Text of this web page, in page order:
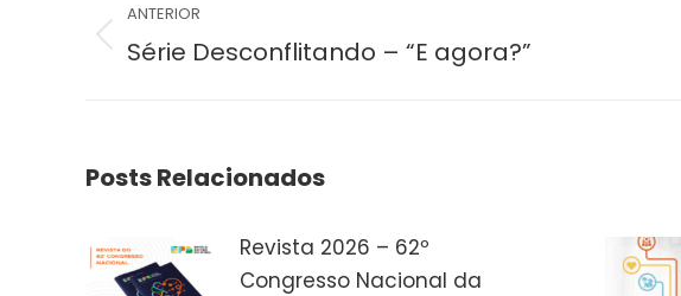
de
ANTERIOR
Post
Série Desconflitando – “E agora?”
Posts Relacionados
Revista 2026 – 62º
Congresso Nacional da